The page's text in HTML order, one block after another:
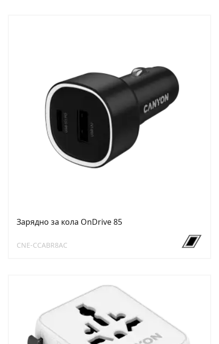
Зарядно за кола OnDrive 85
CNE-CCABR8AC